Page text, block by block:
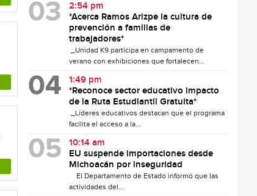
2:54 pm
*Acerca Ramos Arizpe la cultura de
prevención a familias de
trabajadores*
_Unidad K9 participa en campamento de
verano con exhibiciones que fortalecen...
1:49 pm
*Reconoce sector educativo impacto
de la Ruta Estudiantil Gratuita*
_Líderes educativos destacan que el programa
facilita el acceso a la...
10:14 am
EU suspende importaciones desde
Michoacán por inseguridad
El Departamento de Estado informó que las
actividades del...